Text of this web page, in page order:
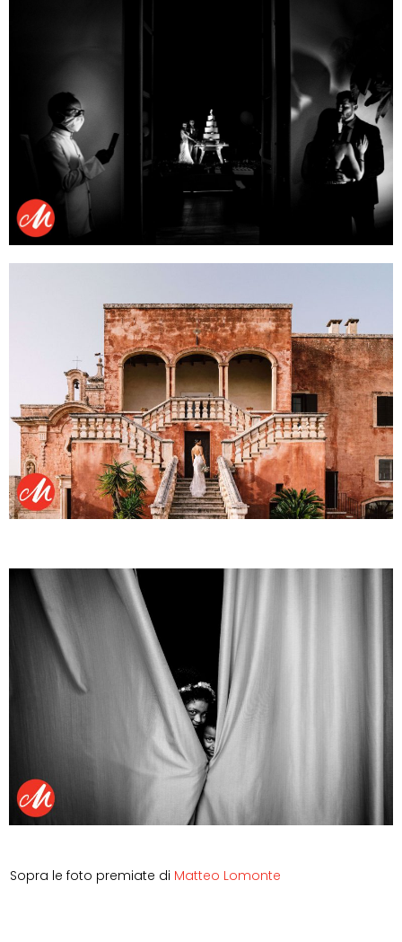
Sopra le foto premiate di Matteo Lomonte